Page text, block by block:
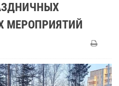
МЕРОПРИЯТИЙ